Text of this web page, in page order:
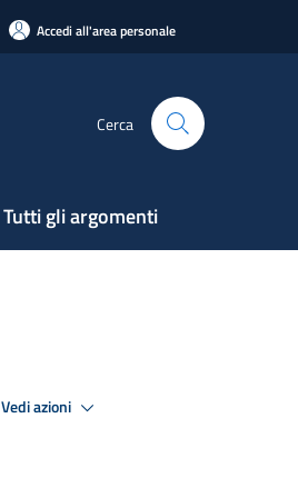
Accedi all'area personale
Cerca
Tutti gli argomenti
Vedi azioni